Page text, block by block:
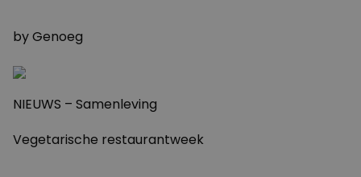
byGenoeg
NIEUWS – Samenleving
Vegetarische restaurantweek